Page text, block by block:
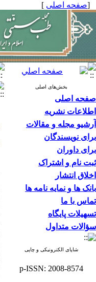
[صفحه اصلی ]
بخش‌های اصلی
صفحه اصلی
اطلاعات نشریه
آرشیو مجله و مقالات
برای نویسندگان
برای داوران
ثبت نام و اشتراک
اخلاق انتشار
بانک ها و نمایه نامه ها
تماس با ما
تسهیلات پایگاه
سؤالات متداول
شاپای الکترونیکی و چاپی
p-ISSN: 2008-8574